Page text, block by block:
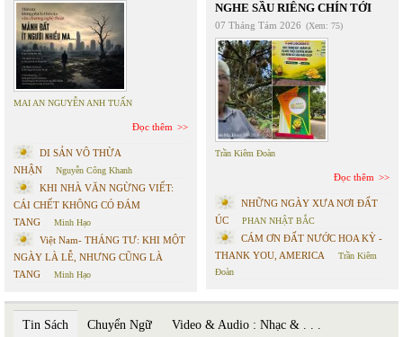
MAI AN NGUYỄN ANH TUẤN
Đọc thêm
DI SẢN VÔ THỪA
NHẬN
Nguyễn Công Khanh
KHI NHÀ VĂN NGỪNG VIẾT:
CÁI CHẾT KHÔNG CÓ ĐÁM
TANG
Minh Hạo
Việt Nam- THÁNG TƯ: KHI MỘT
NGÀY LÀ LỄ, NHƯNG CŨNG LÀ
TANG
Minh Hạo
NGHE SẦU RIÊNG CHÍN TỚI
07 Tháng Tám 2026 (Xem: 75)
Trần Kiêm Đoàn
Đọc thêm
NHỮNG NGÀY XƯA NƠI ĐẤT
ÚC
PHAN NHẬT BẮC
CÁM ƠN ĐẤT NƯỚC HOA KỲ -
THANK YOU, AMERICA
Trần Kiêm
Đoàn
Tin Sách Chuyển Ngữ Video & Audio : Nhạc & . . .